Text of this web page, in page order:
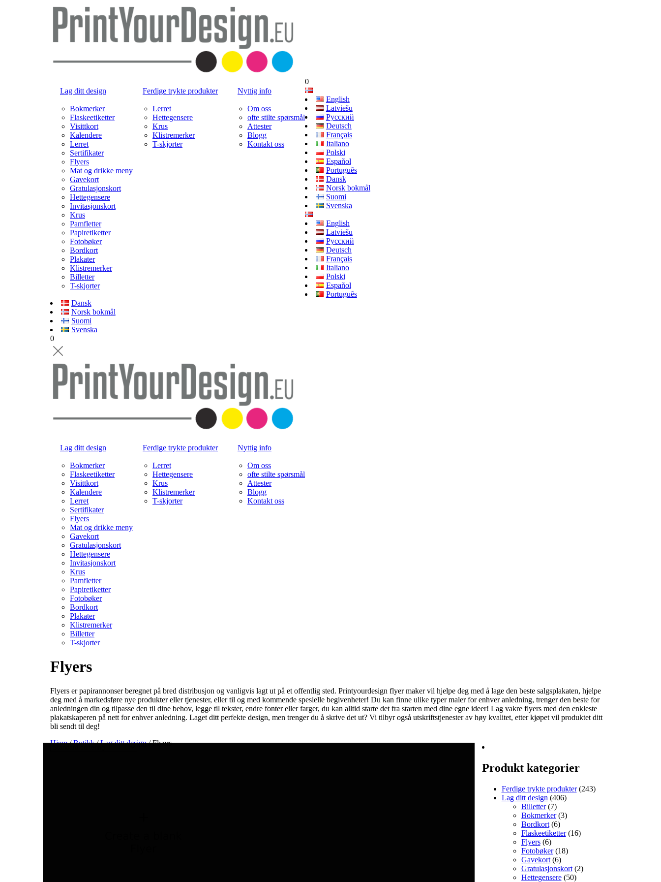
Lag ditt design
Bokmerker
Flaskeetiketter
Visittkort
Kalendere
Lerret
Sertifikater
Flyers
Mat og drikke meny
Gavekort
Gratulasjonskort
Hettegensere
Invitasjonskort
Krus
Pamfletter
Papiretiketter
Fotobøker
Bordkort
Plakater
Klistremerker
Billetter
T-skjorter
Ferdige trykte produkter
Lerret
Hettegensere
Krus
Klistremerker
T-skjorter
Nyttig info
Om oss
ofte stilte spørsmål
Attester
Blogg
Kontakt oss
0
English
Latviešu
Русский
Deutsch
Français
Italiano
Polski
Español
Português
Dansk
Norsk bokmål
Suomi
Svenska
English
Latviešu
Русский
Deutsch
Français
Italiano
Polski
Español
Português
Dansk
Norsk bokmål
Suomi
Svenska
0
Lag ditt design
Bokmerker
Flaskeetiketter
Visittkort
Kalendere
Lerret
Sertifikater
Flyers
Mat og drikke meny
Gavekort
Gratulasjonskort
Hettegensere
Invitasjonskort
Krus
Pamfletter
Papiretiketter
Fotobøker
Bordkort
Plakater
Klistremerker
Billetter
T-skjorter
Ferdige trykte produkter
Lerret
Hettegensere
Krus
Klistremerker
T-skjorter
Nyttig info
Om oss
ofte stilte spørsmål
Attester
Blogg
Kontakt oss
Flyers
Flyers er papirannonser beregnet på bred distribusjon og vanligvis lagt ut på et offentlig sted. Printyourdesign flyer maker vil hjelpe deg med å lage den beste salgsplakaten, hjelpe
deg med å markedsføre nye produkter eller tjenester, eller til og med kommende spesielle begivenheter! Du kan finne ulike typer maler for enhver anledning, trenger den beste for
anledningen din og tilpasse den til dine behov, legge til tekster, endre fonter eller farger, du kan alltid starte det fra starten med dine egne ideer! Lag vakre flyers med den enkleste
plakatskaperen på nett for enhver anledning. Laget ditt perfekte design, men trenger du å skrive det ut? Vi tilbyr også utskriftstjenester av høy kvalitet, etter kjøpet vil produktet ditt
bli sendt til deg!
Hjem/Butikk/Lag ditt design/ Flyers
Produkt kategorier
Ferdige trykte produkter (243)
Lag ditt design (406)
Billetter (7)
Bokmerker (3)
Bordkort (6)
Flaskeetiketter (16)
Flyers (6)
Fotobøker (18)
Gavekort (6)
Gratulasjonskort (2)
Hettegensere (50)